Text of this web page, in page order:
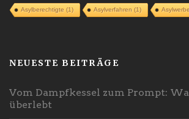
Asylberechtigte (1) Asylverfahren (1)
NEUESTE BEITRÄGE
Vom Dampfkessel zum Prompt:
überlebt